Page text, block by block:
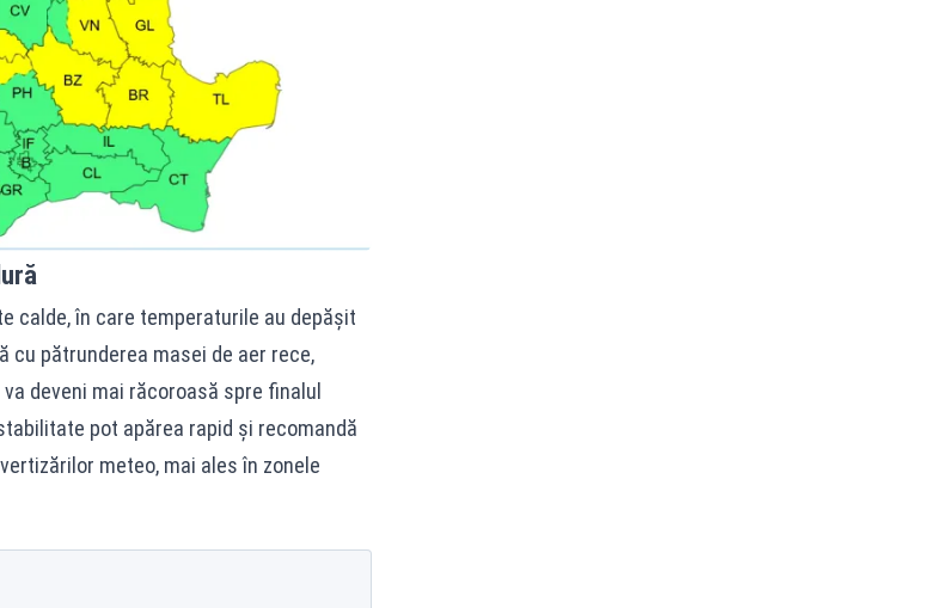
calde, în care temperaturile au depășit
cu pătrunderea masei de aer rece,
deveni mai răcoroasă spre finalul
pot apărea rapid și recomandă
meteo, mai ales în zonele